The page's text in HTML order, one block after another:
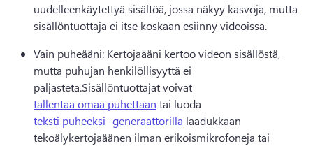
uudelleenkäytettyä sisältöä, jossa näkyy kasvoja, mutta
sisällöntuottaja ei itse koskaan esiinny videoissa.
Vain puheääni: Kertojaääni kertoo videon sisällöstä,
mutta puhujan henkilöllisyyttä ei
paljasteta.Sisällöntuottajat voivat
tallentaa omaa puhettaan tai luoda
teksti puheeksi -generaattorilla laadukkaan
tekoälykertojaäänen ilman erikoismikrofoneja tai